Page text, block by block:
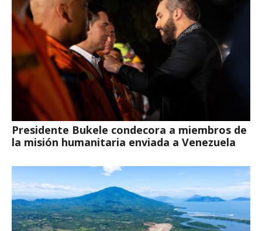
Presidente Bukele condecora a miembros de
la misión humanitaria enviada a Venezuela